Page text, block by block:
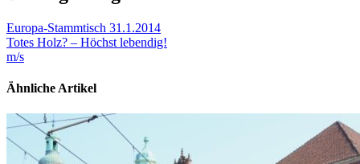
Europa-Stammtisch 31.1.2014
Totes Holz? – Höchst lebendig!
m/s
Ähnliche Artikel